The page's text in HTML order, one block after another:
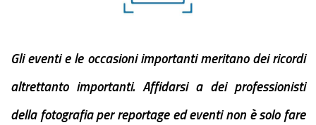
Gli eventi e le occasioni importanti meritano dei ricordi
altrettanto importanti. Affidarsi a dei professionisti
della fotografia per reportage ed eventi non è solo fare